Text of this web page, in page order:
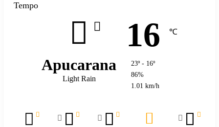
Tempo
Apucarana
Light Rain
16 ℃
23º - 16º
86%
1.01 km/h